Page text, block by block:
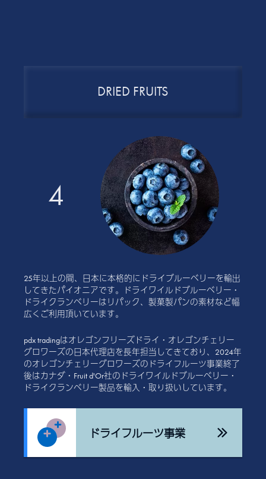
DRIED FRUITS
4
25年以上の間、日本に本格的にドライブルーベリーを輸出
してきたパイオニアです。ドライワイルドブルーベリー・
ドライクランベリーはリパック、製菓製パンの素材など幅
広くご利用頂いています。
pdx tradingはオレゴンフリーズドライ・オレゴンチェリー
グロワーズの日本代理店を長年担当してきており、2024年
のオレゴンチェリーグロワーズのドライフルーツ事業終了
後はカナダ・Fruit d'Or社のドライワイルドブルーベリー・
ドライクランベリー製品を輸入・取り扱いしています。
ドライフルーツ事業